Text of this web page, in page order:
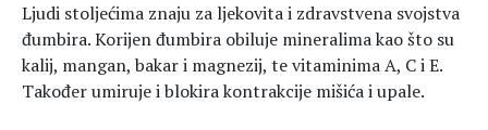
Savjeti
Ostalo
Dijete
Nutricionizam
Recepti
ZDRAVLJE
Um i tijelo
LIFESTYLE
Ljudi stoljećima znaju za ljekovita i zdravstvena svojstva
đumbira. Korijen đumbira obiluje mineralima kao što su
kalij, mangan, bakar i magnezij, te vitaminima A, C i E.
Također umiruje i blokira kontrakcije mišića i upale.